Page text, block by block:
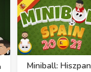
Miniball: